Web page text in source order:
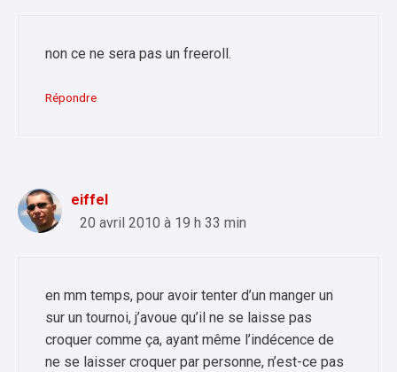
non ce ne sera pas un freeroll.
Répondre
eiffel
20 avril 2010 à 19 h 33 min
en mm temps, pour avoir tenter d’un manger un
sur un tournoi, j’avoue qu’il ne se laisse pas
croquer comme ça, ayant même l’indécence de
ne se laisser croquer par personne, n’est-ce pas